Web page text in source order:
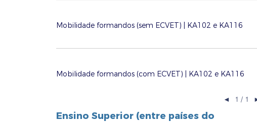
Mobilidade formandos (sem ECVET) | KA102 e KA116
Mobilidade formandos (com ECVET) | KA102 e KA116
◄ 1 / 1
Ensino Superior (entre países do